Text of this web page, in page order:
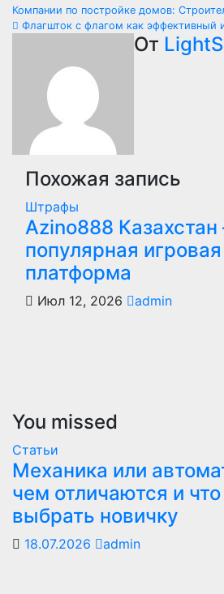
Навигация
записям
Компании по постройке домов:
Флагшток с флагом как эффективный
От
Похожая запись
Штрафы
Azino888
популярная игровая
платформа
Июл 12, 2026 admin
You missed
Статьи
Механика или
чем отличаются и что
выбрать новичку
18.07.2026 admin